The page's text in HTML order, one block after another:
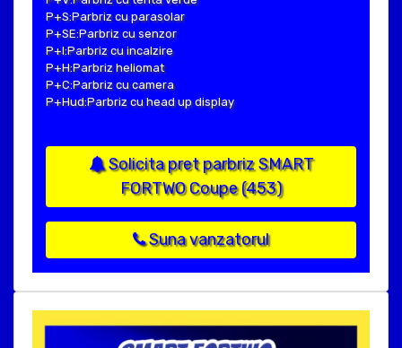
P+S:Parbriz cu parasolar
P+SE:Parbriz cu senzor
P+I:Parbriz cu incalzire
P+H:Parbriz heliomat
P+C:Parbriz cu camera
P+Hud:Parbriz cu head up display
Solicita pret parbriz SMART
FORTWO Coupe (453)
Suna vanzatorul